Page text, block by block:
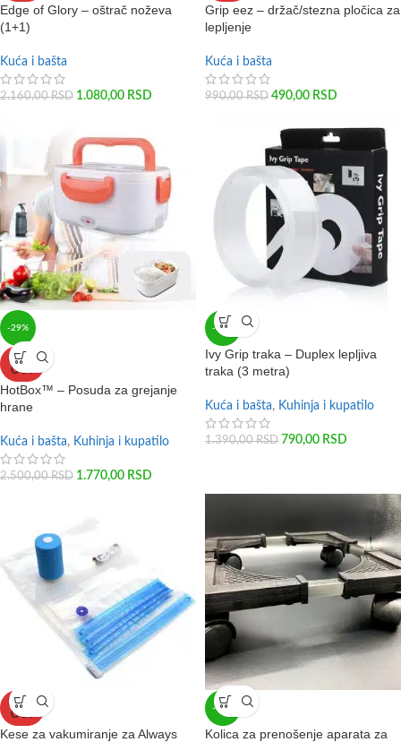
Edge of Glory – oštrač noževa
(1+1)
Kuća i bašta
2.160,00RSD 1.080,00 RSD
Grip eez – držač/stezna pločica za
lepljenje
Kuća i bašta
990,00RSD 490,00 RSD
-29%
SOLD
OUT
HotBox™ – Posuda za grejanje
hrane
Kuća i bašta, Kuhinja i kupatilo
2.500,00RSD 1.770,00 RSD
-43%
Ivy Grip traka – Duplex lepljiva
traka (3 metra)
Kuća i bašta, Kuhinja i kupatilo
1.390,00RSD 790,00 RSD
SOLD
OUT
Kese za vakumiranje za Always
-32%
Kolica za prenošenje aparata za